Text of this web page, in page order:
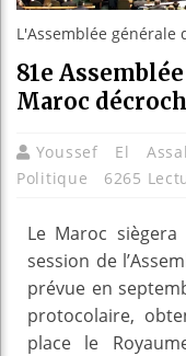
L'Assemblée générale
81e
Maroc
Youssef El
Politique
6265
Le Maroc
session de
prévue en
protocolaire,
place le